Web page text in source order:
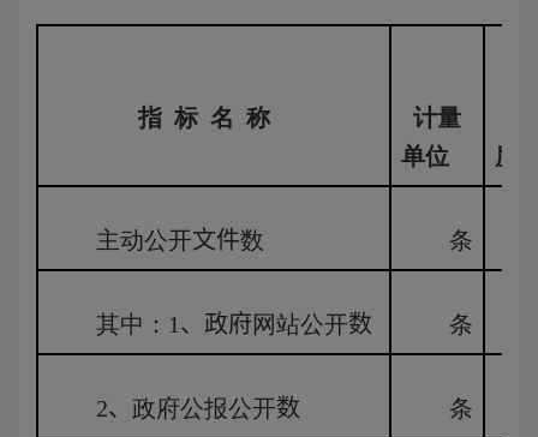
指 标 名 称
计量
单位
度
主动公开文件数 条
其中： 1、 政府网站公开数 条
2、 政府公报公开数 条